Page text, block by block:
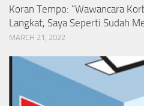
Koran Tempo: “Wawancara
Langkat, Saya Seperti Sudah
MARCH 21, 2022